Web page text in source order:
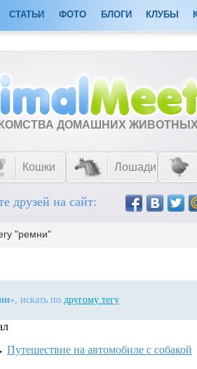
СТАТЬИ ФОТО БЛОГИ КЛУБЫ
ДОМАШНИХ
Кошки Лошади
друзей на сайт:
"ремни"
», искать по другому тегу
Путешествие на автомобиле с собакой